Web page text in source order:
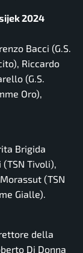
2024
Bacci (G.S.
Riccardo
(G.S.
Oro),
Brigida
(TSN Tivoli),
(TSN
Gialle).
della
Di Donna